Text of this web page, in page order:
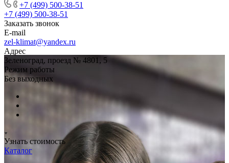
+7 (499) 500-38-51
+7 (499) 500-38-51
Заказать звонок
E-mail
zel-klimat@yandex.ru
Адрес
Зеленоград, проезд № 4801, 5
Режим работы
Без выходных
Узнать стоимость
Каталог